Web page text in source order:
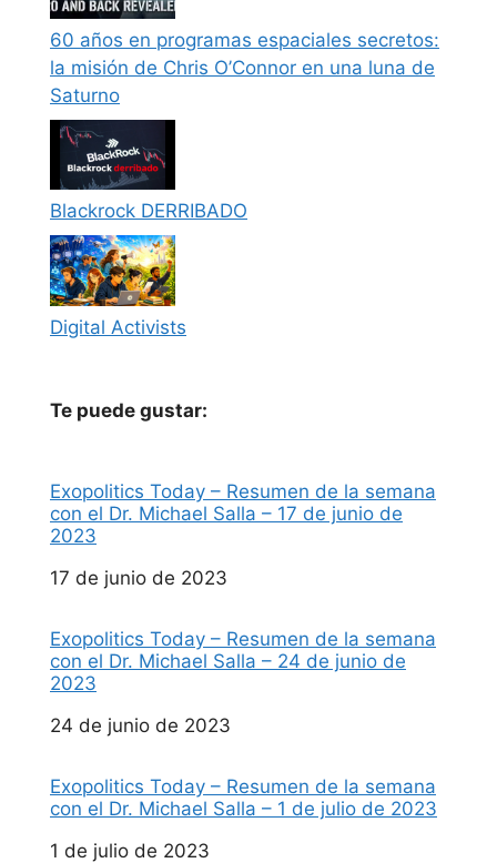
60 años en programas espaciales secretos:
la misión de Chris O’Connor en una luna de
Saturno
Blackrock DERRIBADO
Digital Activists
Te puede gustar:
Exopolitics Today – Resumen de la semana
con el Dr. Michael Salla – 17 de junio de
2023
Fecha
17 de junio de 2023
Exopolitics Today – Resumen de la semana
con el Dr. Michael Salla – 24 de junio de
2023
Fecha
24 de junio de 2023
Exopolitics Today – Resumen de la semana
con el Dr. Michael Salla – 1 de julio de 2023
Fecha
1 de julio de 2023